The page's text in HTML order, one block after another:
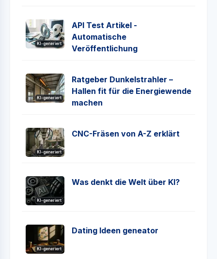
KI-generiert
API Test Artikel -
Automatische
Veröffentlichung
KI-generiert
Ratgeber Dunkelstrahler –
Hallen fit für die Energiewende
machen
KI-generiert
CNC-Fräsen von A-Z erklärt
KI-generiert
Was denkt die Welt über KI?
KI-generiert
Dating Ideen geneator